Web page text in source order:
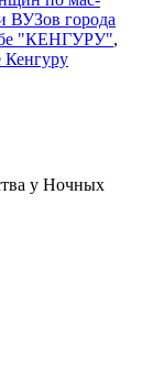
ВУЗов города
"КЕНГУРУ",
у Ночных